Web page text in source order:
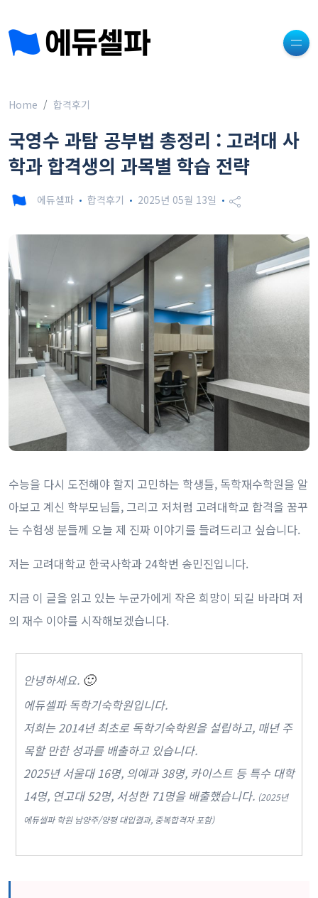
Home 합격후기
국영수 과탐 공부법 총정리 : 고려대 사
학과 합격생의 과목별 학습 전략
에듀셀파 합격후기 2025년 05월 13일
수능을 다시 도전해야 할지 고민하는 학생들, 독학재수학원을 알
아보고 계신 학부모님들, 그리고 저처럼 고려대학교 합격을 꿈꾸
는 수험생 분들께 오늘 제 진짜 이야기를 들려드리고 싶습니다.
저는 고려대학교 한국사학과 24학번 송민진입니다.
지금 이 글을 읽고 있는 누군가에게 작은 희망이 되길 바라며 저
의 재수 이야를 시작해보겠습니다.
안녕하세요. 🙂
에듀셀파 독학기숙학원입니다.
저희는 2014년 최초로 독학기숙학원을 설립하고, 매년 주
목할 만한 성과를 배출하고 있습니다.
2025년 서울대 16명, 의예과 38명, 카이스트 등 특수 대학
14명, 연고대 52명, 서성한 71명을 배출했습니다. (2025년
에듀셀파 학원 남양주/양평 대입결과, 중복합격자 포함)